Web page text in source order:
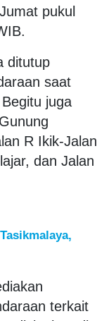
pukul
ditutup
saat
juga
R Ikik-Jalan
dan Jalan
terkait